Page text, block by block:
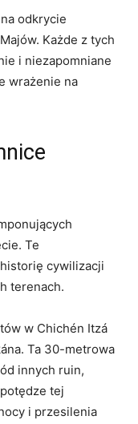
⁣odkrycie
Każde z tych
i niezapomniane
wrażenie na
Te
cywilizacji
terenach.
w Chichén‌ Itzá
Ta 30-metrowa
innych ​ruin,
tej
i przesilenia